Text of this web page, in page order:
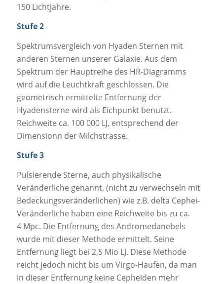
150 Lichtjahre.
Stufe 2
Spektrumsvergleich von Hyaden Sternen mit
anderen Sternen unserer Galaxie. Aus dem
Spektrum der Hauptreihe des HR-Diagramms
wird auf die Leuchtkraft geschlossen. Die
geometrisch ermittelte Entfernung der
Hyadensterne wird als Eichpunkt benutzt.
Reichweite ca. 100 000 LJ, entsprechend der
Dimensionn der Milchstrasse.
Stufe 3
Pulsierende Sterne, auch physikalische
Veränderliche genannt, (nicht zu verwechseln mit
Bedeckungsveränderlichen) wie z.B. delta Cephei-
Veränderliche haben eine Reichweite bis zu ca.
4 Mpc. Die Entfernung des Andromedanebels
wurde mit dieser Methode ermittelt. Seine
Entfernung liegt bei 2,5 Mio LJ. Diese Methode
reicht jedoch nicht bis um Virgo-Haufen, da man
in dieser Entfernung keine Cepheiden mehr